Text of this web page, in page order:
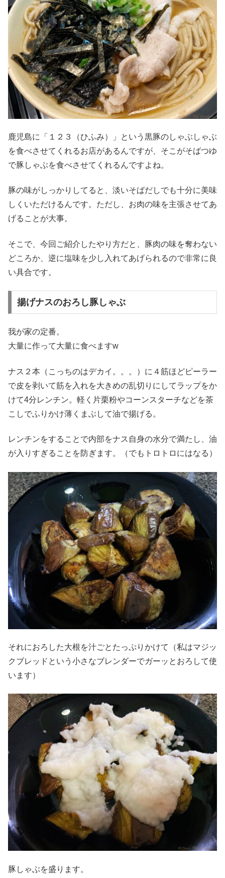
鹿児島に「１２３（ひふみ）」という黒豚のしゃぶしゃぶ
を食べさせてくれるお店があるんですが、そこがそばつゆ
で豚しゃぶを食べさせてくれるんですよね。
豚の味がしっかりしてると、淡いそばだしでも十分に美味
しくいただけるんです。ただし、お肉の味を主張させてあ
げることが大事。
そこで、今回ご紹介したやり方だと、豚肉の味を奪わない
どころか、逆に塩味を少し入れてあげられるので非常に良
い具合です。
揚げナスのおろし豚しゃぶ
我が家の定番。
大量に作って大量に食べますw
ナス２本（こっちのはデカイ。。。）に４筋ほどピーラー
で皮を剥いて筋を入れを大きめの乱切りにしてラップをか
けて4分レンチン。軽く片栗粉やコーンスターチなどを茶
こしでふりかけ薄くまぶして油で揚げる。
レンチンをすることで内部をナス自身の水分で満たし、油
が入りすぎることを防ぎます。（でもトロトロにはなる）
それにおろした大根を汁ごとたっぷりかけて（私はマジッ
クブレッドという小さなブレンダーでガーッとおろして使
います）
豚しゃぶを盛ります。